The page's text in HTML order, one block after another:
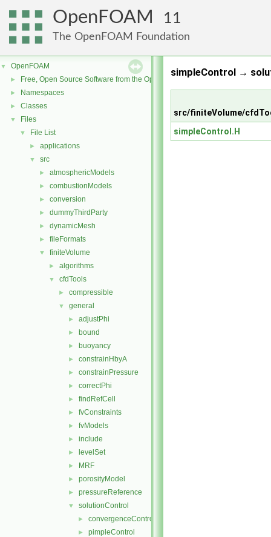
OpenFOAM 11
The OpenFOAM Foundation
▼ OpenFOAM
► Free, Open Source Software from the OpenFOAM Foundation
► Namespaces
► Classes
▼ Files
▼ File List
► applications
▼ src
► atmosphericModels
► combustionModels
► conversion
► dummyThirdParty
► dynamicMesh
► fileFormats
▼ finiteVolume
► algorithms
▼ cfdTools
► compressible
▼ general
► adjustPhi
► bound
► buoyancy
► constrainHbyA
► constrainPressure
► correctPhi
► findRefCell
► fvConstraints
► fvModels
► include
► levelSet
► MRF
► porosityModel
► pressureReference
▼ solutionControl
► convergenceControl
► pimpleControl
simpleControl →
src/finiteVolume/
simpleControl.H